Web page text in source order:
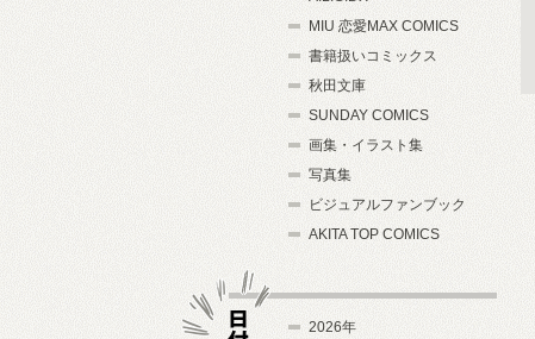
MIU 恋愛MAX COMICS
書籍扱いコミックス
秋田文庫
SUNDAY COMICS
画集・イラスト集
写真集
ビジュアルファンブック
AKITA TOP COMICS
2026年